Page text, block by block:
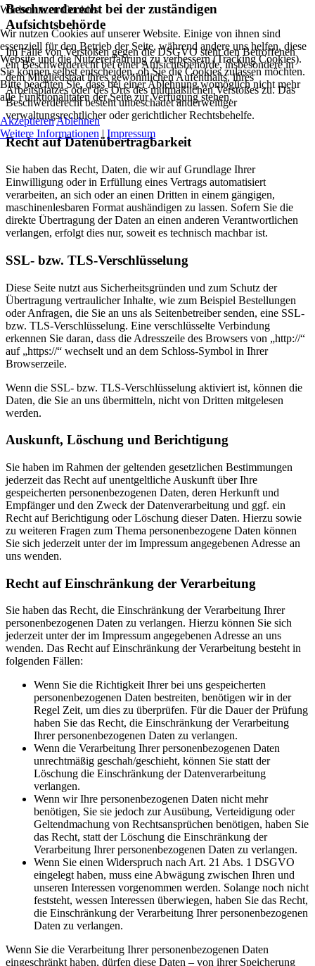
Beschwerderecht bei der zuständigen
Aufsichtsbehörde
Im Falle von Verstößen gegen die DSGVO steht den Betroffenen
ein Beschwerderecht bei einer Aufsichtsbehörde, insbesondere in
dem Mitgliedstaat ihres gewöhnlichen Aufenthalts, ihres
Arbeitsplatzes oder des Orts des mutmaßlichen Verstoßes zu. Das
Beschwerderecht besteht unbeschadet anderweitiger
verwaltungsrechtlicher oder gerichtlicher Rechtsbehelfe.
Recht auf Datenübertragbarkeit
Sie haben das Recht, Daten, die wir auf Grundlage Ihrer
Einwilligung oder in Erfüllung eines Vertrags automatisiert
verarbeiten, an sich oder an einen Dritten in einem gängigen,
maschinenlesbaren Format aushändigen zu lassen. Sofern Sie die
direkte Übertragung der Daten an einen anderen Verantwortlichen
verlangen, erfolgt dies nur, soweit es technisch machbar ist.
SSL- bzw. TLS-Verschlüsselung
Diese Seite nutzt aus Sicherheitsgründen und zum Schutz der
Übertragung vertraulicher Inhalte, wie zum Beispiel Bestellungen
oder Anfragen, die Sie an uns als Seitenbetreiber senden, eine SSL-
bzw. TLS-Verschlüsselung. Eine verschlüsselte Verbindung
erkennen Sie daran, dass die Adresszeile des Browsers von „http://“
auf „https://“ wechselt und an dem Schloss-Symbol in Ihrer
Browserzeile.
Wenn die SSL- bzw. TLS-Verschlüsselung aktiviert ist, können die
Daten, die Sie an uns übermitteln, nicht von Dritten mitgelesen
werden.
Auskunft, Löschung und Berichtigung
Sie haben im Rahmen der geltenden gesetzlichen Bestimmungen
jederzeit das Recht auf unentgeltliche Auskunft über Ihre
gespeicherten personenbezogenen Daten, deren Herkunft und
Empfänger und den Zweck der Datenverarbeitung und ggf. ein
Recht auf Berichtigung oder Löschung dieser Daten. Hierzu sowie
zu weiteren Fragen zum Thema personenbezogene Daten können
Sie sich jederzeit unter der im Impressum angegebenen Adresse an
uns wenden.
Recht auf Einschränkung der Verarbeitung
Sie haben das Recht, die Einschränkung der Verarbeitung Ihrer
personenbezogenen Daten zu verlangen. Hierzu können Sie sich
jederzeit unter der im Impressum angegebenen Adresse an uns
wenden. Das Recht auf Einschränkung der Verarbeitung besteht in
folgenden Fällen:
Wenn Sie die Richtigkeit Ihrer bei uns gespeicherten
personenbezogenen Daten bestreiten, benötigen wir in der
Regel Zeit, um dies zu überprüfen. Für die Dauer der Prüfung
haben Sie das Recht, die Einschränkung der Verarbeitung
Ihrer personenbezogenen Daten zu verlangen.
Wenn die Verarbeitung Ihrer personenbezogenen Daten
unrechtmäßig geschah/geschieht, können Sie statt der
Löschung die Einschränkung der Datenverarbeitung
verlangen.
Wenn wir Ihre personenbezogenen Daten nicht mehr
benötigen, Sie sie jedoch zur Ausübung, Verteidigung oder
Geltendmachung von Rechtsansprüchen benötigen, haben Sie
das Recht, statt der Löschung die Einschränkung der
Verarbeitung Ihrer personenbezogenen Daten zu verlangen.
Wenn Sie einen Widerspruch nach Art. 21 Abs. 1 DSGVO
eingelegt haben, muss eine Abwägung zwischen Ihren und
unseren Interessen vorgenommen werden. Solange noch nicht
feststeht, wessen Interessen überwiegen, haben Sie das Recht,
die Einschränkung der Verarbeitung Ihrer personenbezogenen
Daten zu verlangen.
Wenn Sie die Verarbeitung Ihrer personenbezogenen Daten
eingeschränkt haben, dürfen diese Daten – von ihrer Speicherung
Wir benutzen Cookies
Wir nutzen Cookies auf unserer Website. Einige von ihnen sind
essenziell für den Betrieb der Seite, während andere uns helfen, diese
Website und die Nutzererfahrung zu verbessern (Tracking Cookies).
Sie können selbst entscheiden, ob Sie die Cookies zulassen möchten.
Bitte beachten Sie, dass bei einer Ablehnung womöglich nicht mehr
alle Funktionalitäten der Seite zur Verfügung stehen.
AkzeptierenAblehnen
Weitere Informationen | Impressum